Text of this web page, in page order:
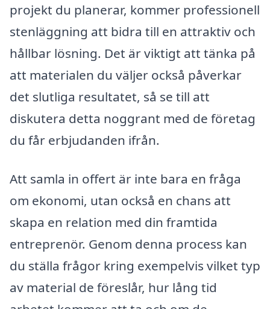
projekt du planerar, kommer professionell
stenläggning att bidra till en attraktiv och
hållbar lösning. Det är viktigt att tänka på
att materialen du väljer också påverkar
det slutliga resultatet, så se till att
diskutera detta noggrant med de företag
du får erbjudanden ifrån.
Att samla in offert är inte bara en fråga
om ekonomi, utan också en chans att
skapa en relation med din framtida
entreprenör. Genom denna process kan
du ställa frågor kring exempelvis vilket typ
av material de föreslår, hur lång tid